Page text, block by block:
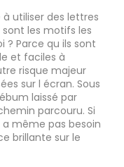
utiliser des lettres
sont les motifs les
? Parce qu ils sont
et faciles à
risque majeur
sur l écran. Sous
laissé par
parcouru. Si
même pas besoin
brillante sur le